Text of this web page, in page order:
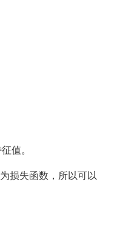
值。
损失函数，所以可以